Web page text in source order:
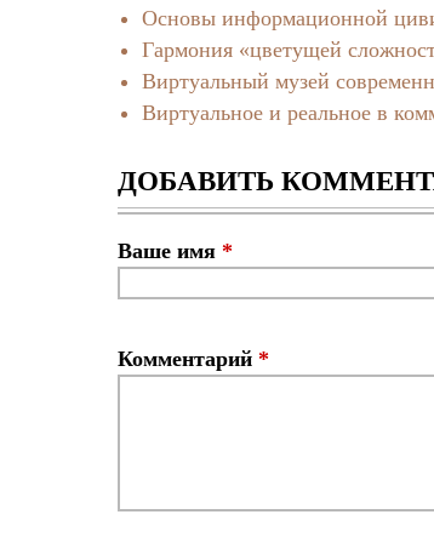
Основы информационной
Гармония «цветущей
Виртуальный музей
Виртуальное и реальное в
ДОБАВИТЬ
Ваше имя *
Комментарий *